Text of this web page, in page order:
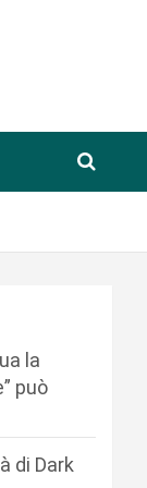
la
può
di Dark